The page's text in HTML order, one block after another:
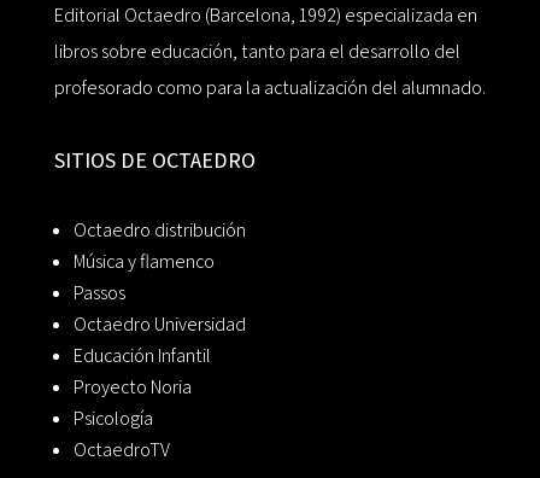
Editorial Octaedro (Barcelona, 1992) especializada en
libros sobre educación, tanto para el desarrollo del
profesorado como para la actualización del alumnado.
SITIOS DE OCTAEDRO
Octaedro distribución
Música y flamenco
Passos
Octaedro Universidad
Educación Infantil
Proyecto Noria
Psicología
OctaedroTV